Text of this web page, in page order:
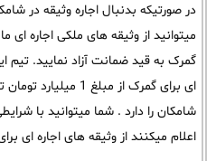
در صورتیکه بدنبال اجاره وثیقه در
میتوانید از وثیقه های ملکی اجاره ای
گمرک به قید ضمانت آزاد نمایید. تیم
شامکان را دارد . شما میتوانید با
اعلام میکنند از وثیقه های اجاره ای